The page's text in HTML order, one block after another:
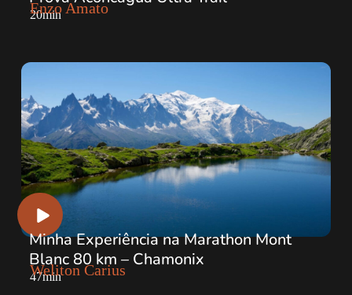
Enzo Amato
20min
Minha Experiência na Marathon Mont
Blanc 80 km – Chamonix
Weliton Carius
47min